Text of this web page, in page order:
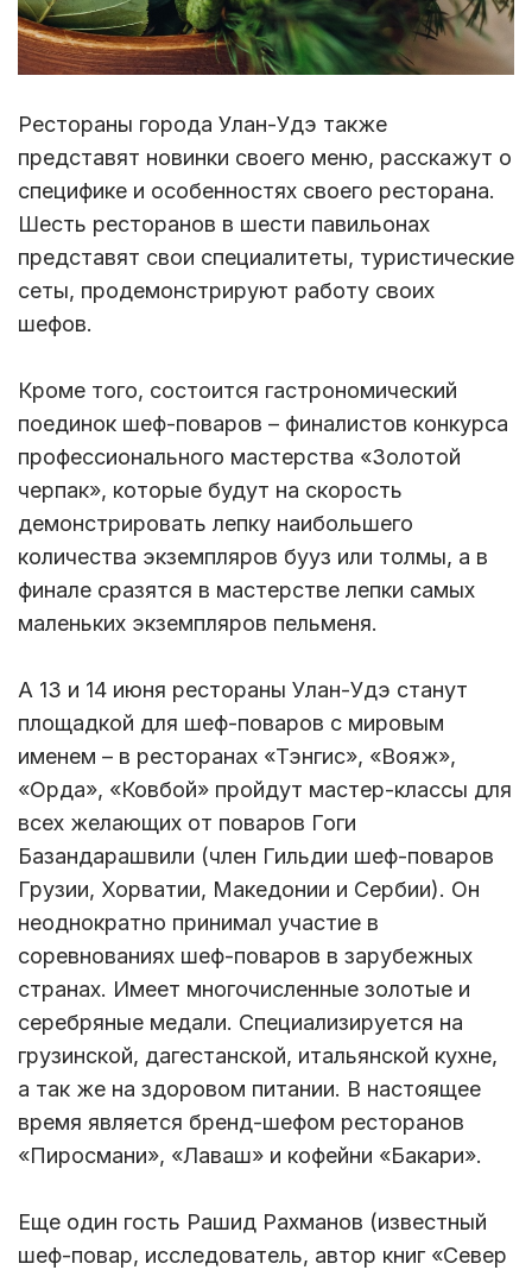
Рестораны города Улан-Удэ также
представят новинки своего меню, расскажут о
специфике и особенностях своего ресторана.
Шесть ресторанов в шести павильонах
представят свои специалитеты, туристические
сеты, продемонстрируют работу своих
шефов.
Кроме того, состоится гастрономический
поединок шеф-поваров – финалистов конкурса
профессионального мастерства «Золотой
черпак», которые будут на скорость
демонстрировать лепку наибольшего
количества экземпляров бууз или толмы, а в
финале сразятся в мастерстве лепки самых
маленьких экземпляров пельменя.
А 13 и 14 июня рестораны Улан-Удэ станут
площадкой для шеф-поваров с мировым
именем – в ресторанах «Тэнгис», «Вояж»,
«Орда», «Ковбой» пройдут мастер-классы для
всех желающих от поваров Гоги
Базандарашвили (член Гильдии шеф-поваров
Грузии, Хорватии, Македонии и Сербии). Он
неоднократно принимал участие в
соревнованиях шеф-поваров в зарубежных
странах. Имеет многочисленные золотые и
серебряные медали. Специализируется на
грузинской, дагестанской, итальянской кухне,
а так же на здоровом питании. В настоящее
время является бренд-шефом ресторанов
«Пиросмани», «Лаваш» и кофейни «Бакари».
Еще один гость Рашид Рахманов (известный
шеф-повар, исследователь, автор книг «Север